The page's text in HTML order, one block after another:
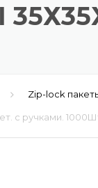
Zip-lock
с ручками.